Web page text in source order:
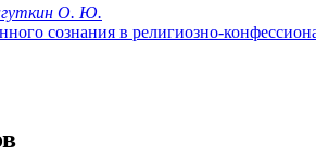
О. Ю.
сознания в религиозно-